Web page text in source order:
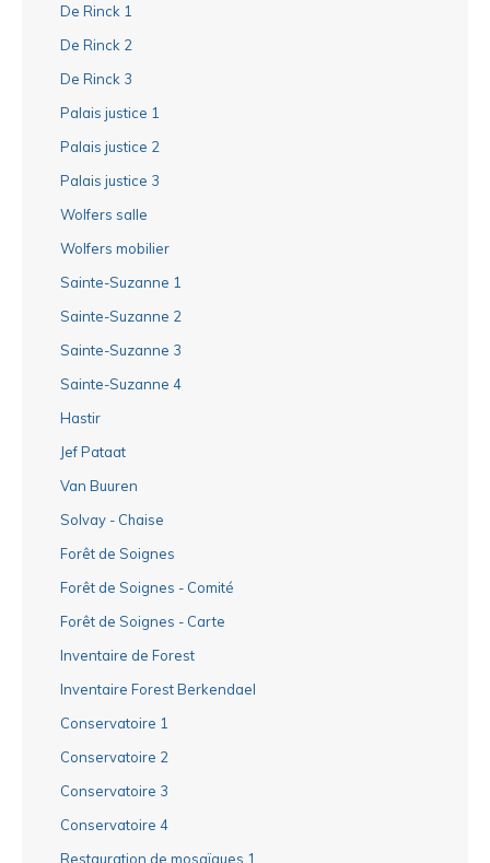
De Rinck 1
De Rinck 2
De Rinck 3
Palais justice 1
Palais justice 2
Palais justice 3
Wolfers salle
Wolfers mobilier
Sainte-Suzanne 1
Sainte-Suzanne 2
Sainte-Suzanne 3
Sainte-Suzanne 4
Hastir
Jef Pataat
Van Buuren
Solvay - Chaise
Forêt de Soignes
Forêt de Soignes - Comité
Forêt de Soignes - Carte
Inventaire de Forest
Inventaire Forest Berkendael
Conservatoire 1
Conservatoire 2
Conservatoire 3
Conservatoire 4
Restauration de mosaïques 1